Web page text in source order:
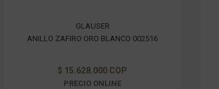
GLAUSER
ANILLO ZAFIRO ORO BLANCO 002516
$ 15.628.000 COP
PRECIO ONLINE